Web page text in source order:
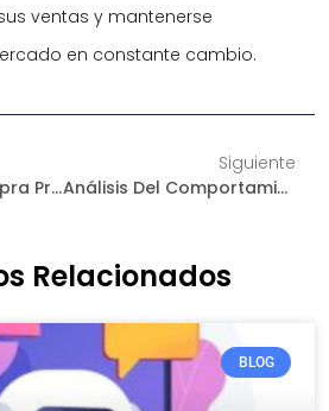
ventas y mantenerse
en constante cambio.
Algoritmos De Compra Programática: El Secreto De La Publicidad Online Eficaz
Siguiente
Análisis Del Comportamiento Del Cliente: Cómo Usar La IA Para Comprender Y Predecir Las Compras
Relacionados
BLOG